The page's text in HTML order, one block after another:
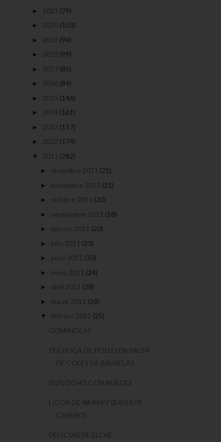
► 2021 (79)
► 2020 (103)
► 2019 (94)
► 2018 (99)
► 2017 (85)
► 2016 (84)
► 2015 (146)
► 2014 (161)
► 2013 (157)
► 2012 (174)
▼ 2011 (282)
► diciembre 2011 (21)
► noviembre 2011 (21)
► octubre 2011 (20)
► septiembre 2011 (18)
► agosto 2011 (20)
► julio 2011 (23)
► junio 2011 (30)
► mayo 2011 (24)
► abril 2011 (28)
► marzo 2011 (28)
▼ febrero 2011 (25)
GOMINOLAS
PECHUGA DE POLLO EN SALSA
DE COLES DE BRUSELAS
BIZCOCHO CON NUECES
LICOR DE WHISKY (BAYLEYS
CASERO)
DELICIAS DE ELCHE